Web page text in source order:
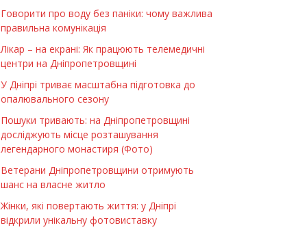
Говорити про воду без паніки: чому важлива
правильна комунікація
Лікар – на екрані: Як працюють телемедичні
центри на Дніпропетровщині
У Дніпрі триває масштабна підготовка до
опалювального сезону
Пошуки тривають: на Дніпропетровщині
досліджують місце розташування
легендарного монастиря (Фото)
Ветерани Дніпропетровщини отримують
шанс на власне житло
Жінки, які повертають життя: у Дніпрі
відкрили унікальну фотовиставку